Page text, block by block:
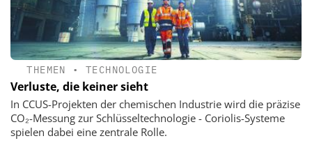
THEMEN •TECHNOLOGIE
Verluste, die keiner sieht
In CCUS-Projekten der chemischen Industrie wird die präzise
CO₂-Messung zur Schlüsseltechnologie - Coriolis-Systeme
spielen dabei eine zentrale Rolle.